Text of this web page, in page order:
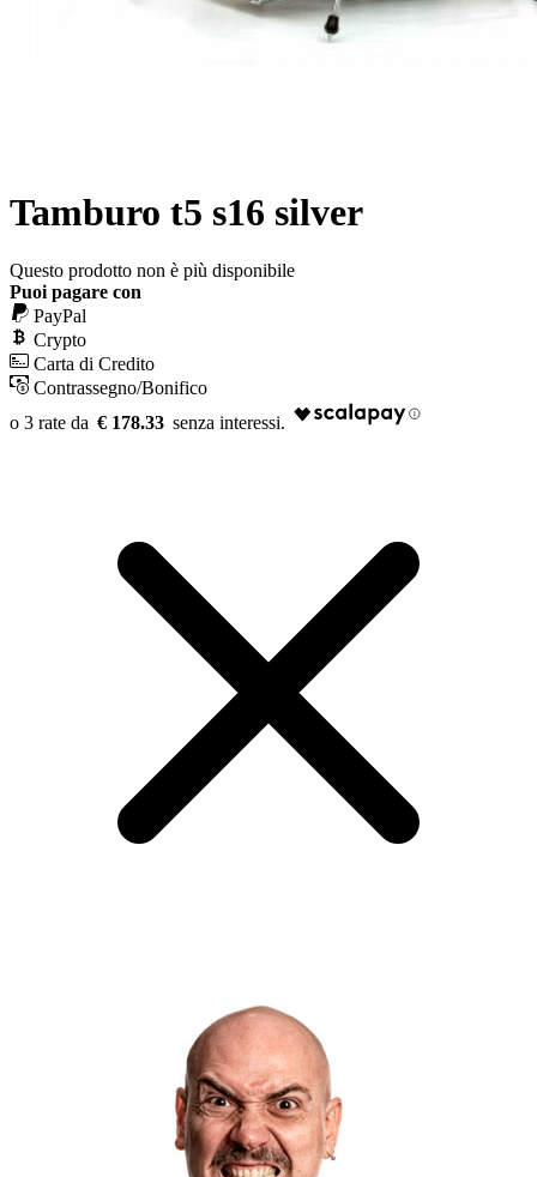
Tamburo t5 s16 silver
Questo prodotto non è più disponibile
Puoi pagare con
PayPal
Crypto
Carta di Credito
Contrassegno/Bonifico
€ 178.33